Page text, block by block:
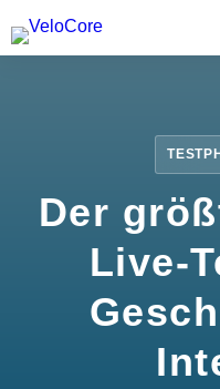
Partnerprogramm
Der
Live-